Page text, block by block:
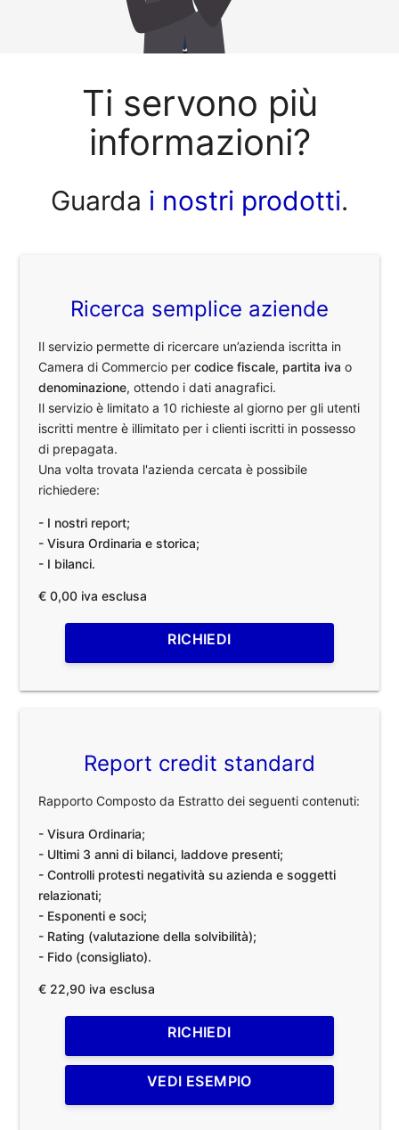
Ti servono più
informazioni?
Guarda i nostri prodotti.
Ricerca semplice aziende
Il servizio permette di ricercare un’azienda iscritta in
Camera di Commercio percodice fiscale, partita iva o
denominazione, ottendo i dati anagrafici.
Il servizio è limitato a 10 richieste al giorno per gli utenti
iscritti mentre è illimitato per i clienti iscritti in possesso
di prepagata.
Una volta trovata l'azienda cercata è possibile
richiedere:
- I nostri report;
- Visura Ordinaria e storica;
- I bilanci.
€ 0,00 iva esclusa
RICHIEDI
Report credit standard
Rapporto Composto da Estratto dei seguenti contenuti:
- Visura Ordinaria;
- Ultimi 3 anni di bilanci, laddove presenti;
- Controlli protesti negatività su azienda e soggetti
relazionati;
- Esponenti e soci;
- Rating (valutazione della solvibilità);
- Fido (consigliato).
€ 22,90 iva esclusa
RICHIEDI
VEDI ESEMPIO